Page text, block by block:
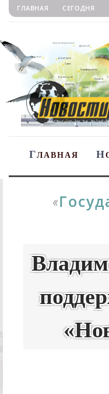
ГЛАВНАЯ СЕГОДНЯ
ГЛАВНАЯ Н
«